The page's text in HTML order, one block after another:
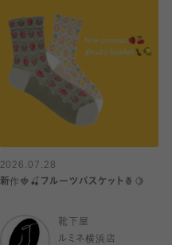
2026.07.28
新作🍓🍒フルーツバスケット🍍🍋
靴下屋
ルミネ横浜店